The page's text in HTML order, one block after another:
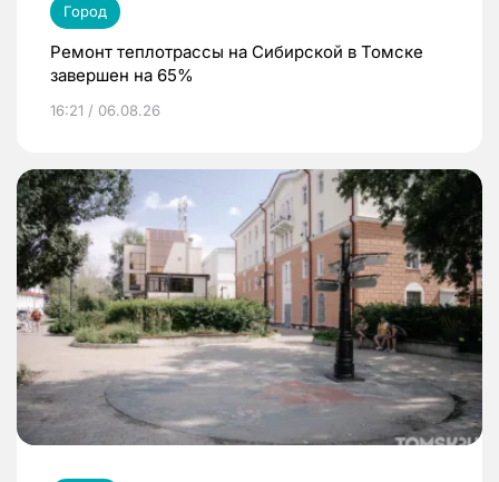
Город
Ремонт теплотрассы на Сибирской в Томске
завершен на 65%
16:21 / 06.08.26